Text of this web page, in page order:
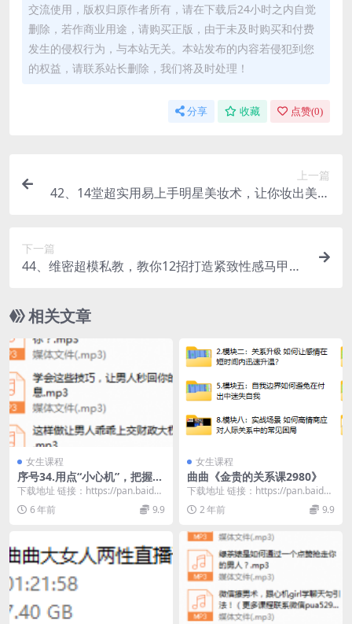
交流使用，版权归原作者所有，请在下载后24小时之内自觉
删除，若作商业用途，请购买正版，由于未及时购买和付费
发生的侵权行为，与本站无关。本站发布的内容若侵犯到您
的权益，请联系站长删除，我们将及时处理！
分享 收藏 点赞(0)
上一篇
42、14堂超实用易上手明星美妆术，让你妆出美丽
下一篇
44、维密超模私教，教你12招打造紧致性感马甲
相关文章
女生课程
序号34.用点“小心机”，把握爱
情主动权
下载地址 链接：https://pan.baidu.
com/s/14y3v-rR...
6 年前 9.9
女生课程
曲曲《金贵的关系课2980》
下载地址 链接：https://pan.baidu.
com/s/1zIh7U8q...
2 年前 9.9